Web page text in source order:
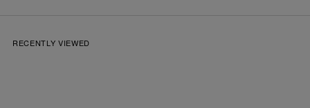
RECENTLY VIEWED